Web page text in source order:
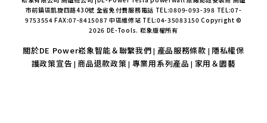
市前鎮區凱旋四路430號 全省免付費服務電話 TEL:0809-093-398 TEL:07-
9753554 FAX:07-8415087 中區維修站 TEL:04-35083150 Copyright ©
2026 DE-Tools. 崧象版權所有
關於DE Power崧象智能＆聯繫我們 | 產品服務條款 | 隱私權保
護政策宣告 | 商品退款政策 | 專業用系列產品 | 家用＆園藝